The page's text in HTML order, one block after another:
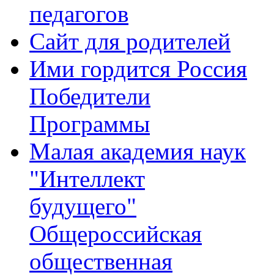
педагогов
Сайт для родителей
Ими гордится Россия
Победители
Программы
Малая академия наук
"Интеллект
будущего"
Общероссийская
общественная